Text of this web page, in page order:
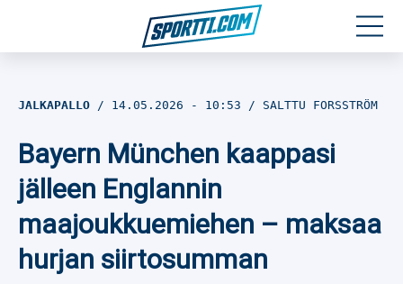
Jalkapallo
Yleisurheilu
Talviurheilu
JALKAPALLO 14.05.2026 - 10:53 SALTTU FORSSTRÖM
Bayern München kaappasi
jälleen Englannin
maajoukkuemiehen – maksaa
hurjan siirtosumman